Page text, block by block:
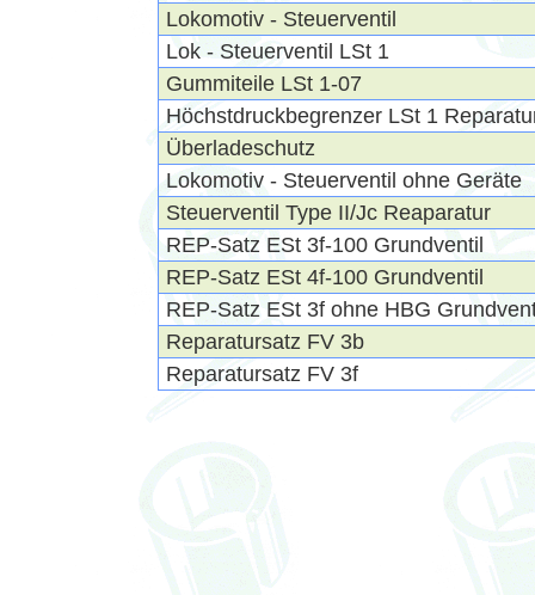
Lokomotiv - Steuerventil
Lok - Steuerventil LSt 1
Gummiteile LSt 1-07
Höchstdruckbegrenzer LSt 1
Überladeschutz
Lokomotiv - Steuerventil ohne Geräte
Steuerventil Type II/Jc Reaparatur
REP-Satz ESt 3f-100 Grundventil
REP-Satz ESt 4f-100 Grundventil
REP-Satz ESt 3f ohne HBG
Reparatursatz FV 3b
Reparatursatz FV 3f